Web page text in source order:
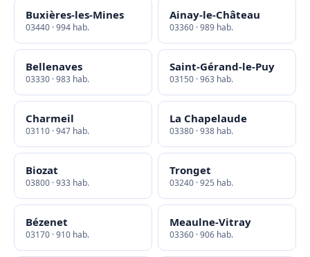
Buxières-les-Mines
03440 · 994 hab.
Ainay-le-Château
03360 · 989 hab.
Bellenaves
03330 · 983 hab.
Saint-Gérand-le-Puy
03150 · 963 hab.
Charmeil
03110 · 947 hab.
La Chapelaude
03380 · 938 hab.
Biozat
03800 · 933 hab.
Tronget
03240 · 925 hab.
Bézenet
03170 · 910 hab.
Meaulne-Vitray
03360 · 906 hab.